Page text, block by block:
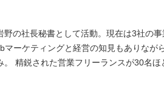
野の社長秘書として活動。現在は3社の
マーケティングと経営の知見もありなが
。 精鋭された営業フリーランスが30名ほ